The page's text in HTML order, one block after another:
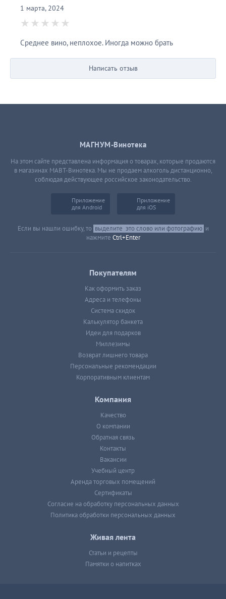
1 марта, 2024
Среднее вино, неплохое. Иногда можно брать
Написать отзыв
МАГНУМ-Винотека
На этом сайте представлена информация о товарах, которые продаются
в магазинах МАВТ-Винотека. Мы не продаем алкоголь дистанционно,
соблюдая действующее российское законодательство.
Приложение
для Android
Приложение
для iOS
Если вы нашли ошибку, то выделите это слово или фотографию и
нажмите Ctrl+Enter
Покупателям
Как оформить заказ
Адреса и телефоны
Система скидок
Калькулятор банкета
Идеи для подарков
Миллезимы
Возврат лишнего товара
Персональные рекомендации
Корпоративным клиентам
Компания
Качество
О компании
Обратная связь
Контакты
Вакансии
Учебный центр
Аренда торговых помещений
Сертификаты
Согласие на обработку персональных данных
Политика обработки персональных данных
Живая лента
Статьи и рецепты
Памятки о напитках